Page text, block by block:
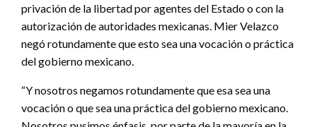
privación de la libertad por agentes del Estado o con la
autorización de autoridades mexicanas. Mier Velazco
negó rotundamente que esto sea una vocación o práctica
del gobierno mexicano.
“Y nosotros negamos rotundamente que esa sea una
vocación o que sea una práctica del gobierno mexicano.